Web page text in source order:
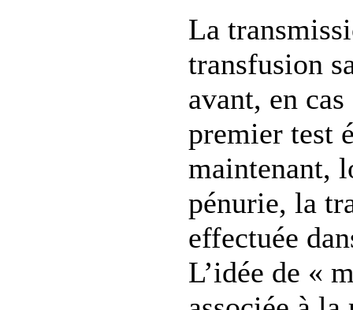
La
transfusion
avant, en
premier test
maintenant,
pénurie, la
effectuée
L’idée de «